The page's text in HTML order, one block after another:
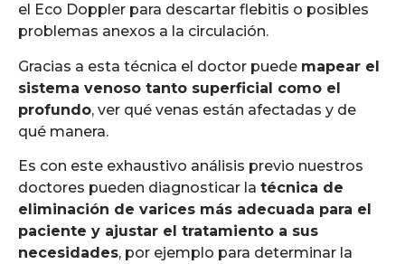
el Eco Doppler para descartar flebitis o posibles
problemas anexos a la circulación.
Gracias a esta técnica el doctor puede mapear el
sistema venoso tanto superficial como el
profundo, ver qué venas están afectadas y de
qué manera.
Es con este exhaustivo análisis previo nuestros
doctores pueden diagnosticar la técnica de
eliminación de varices más adecuada para el
paciente y ajustar el tratamiento a sus
necesidades, por ejemplo para determinar la